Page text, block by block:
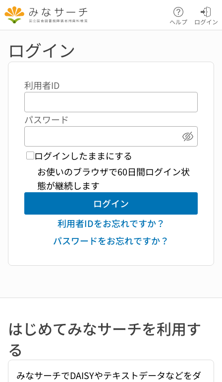
本文へ移動
ヘルプ ログイン
ログイン
利用者ID
パスワード
パスワ
ログインしたままにする
お使いのブラウザで60日間ログイン状
態が継続します
ログイン
利用者IDをお忘れですか？
パスワードをお忘れですか？
はじめてみなサーチを利用す
る
みなサーチでDAISYやテキストデータなどをダ